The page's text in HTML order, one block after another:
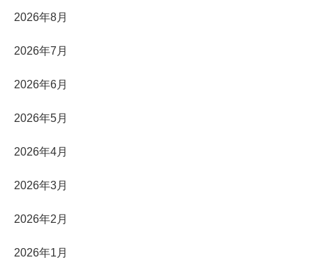
2026年8月
2026年7月
2026年6月
2026年5月
2026年4月
2026年3月
2026年2月
2026年1月